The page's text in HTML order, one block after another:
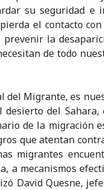
su seguridad e
el contacto
la
de todo
del Migrante, es
del Sahara,
de la migración
que atentan
migrantes
a mecanismos
David Quesne,